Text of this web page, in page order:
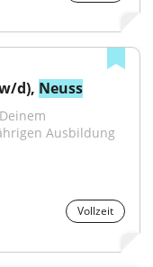
d), Neuss
Ausbildung
Vollzeit